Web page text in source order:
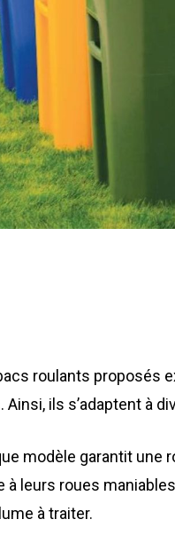
sur Entrer ou ESC pour
roulants proposés
Ainsi, ils s’adaptent à
modèle garantit
à leurs roues
à traiter.